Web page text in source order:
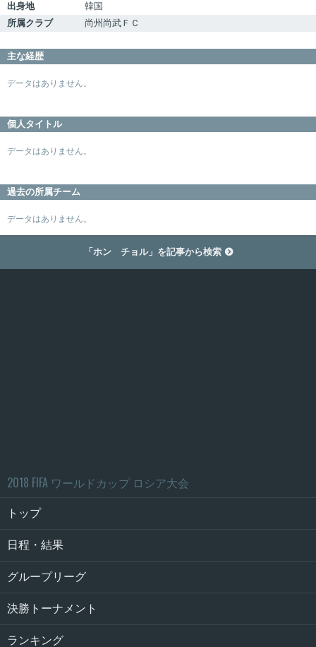
出身地
韓国
所属クラブ
尚州尚武ＦＣ
主な経歴
データはありません。
個人タイトル
データはありません。
過去の所属チーム
データはありません。
「ホン チョル」を記事から検索 
2018 FIFA ワールドカップ ロシア大会
トップ
日程・結果
グループリーグ
決勝トーナメント
ランキング